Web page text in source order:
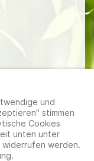
|Cookie-
und
stimmen
Cookies
unten unter
werden.